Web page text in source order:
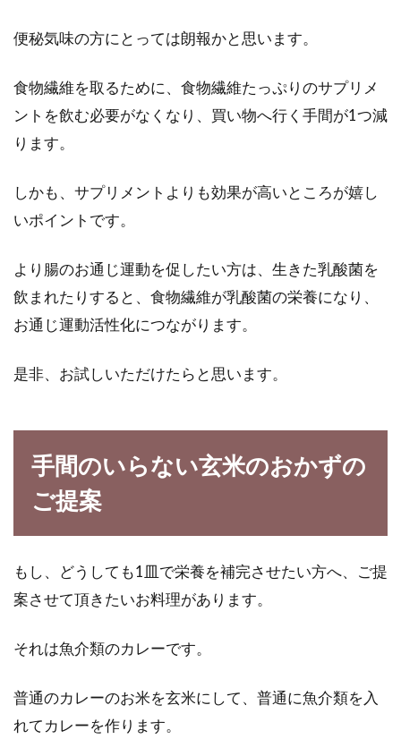
便秘気味の方にとっては朗報かと思います。
食物繊維を取るために、食物繊維たっぷりのサプリメ
ントを飲む必要がなくなり、買い物へ行く手間が1つ減
ります。
しかも、サプリメントよりも効果が高いところが嬉し
いポイントです。
より腸のお通じ運動を促したい方は、生きた乳酸菌を
飲まれたりすると、食物繊維が乳酸菌の栄養になり、
お通じ運動活性化につながります。
是非、お試しいただけたらと思います。
手間のいらない玄米のおかずの
ご提案
もし、どうしても1皿で栄養を補完させたい方へ、ご提
案させて頂きたいお料理があります。
それは魚介類のカレーです。
普通のカレーのお米を玄米にして、普通に魚介類を入
れてカレーを作ります。